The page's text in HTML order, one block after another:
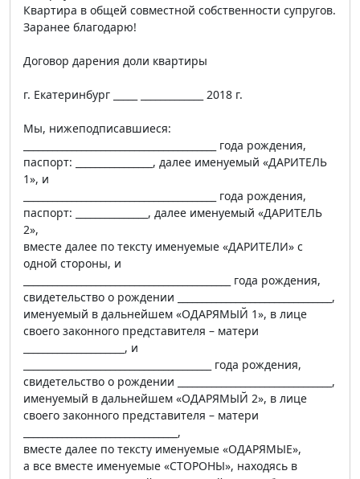
Квартира в общей совместной собственности супругов.
Заранее благодарю!
Договор дарения доли квартиры
г. Екатеринбург _____ _____________ 2018 г.
Мы, нижеподписавшиеся:
________________________________________ года рождения,
паспорт: ________________, далее именуемый «ДАРИТЕЛЬ
1», и
________________________________________ года рождения,
паспорт: _______________, далее именуемый «ДАРИТЕЛЬ
2»,
вместе далее по тексту именуемые «ДАРИТЕЛИ» с
одной стороны, и
___________________________________________ года рождения,
свидетельство о рождении ________________________________,
именуемый в дальнейшем «ОДАРЯМЫЙ 1», в лице
своего законного представителя – матери
_____________________, и
_______________________________________ года рождения,
свидетельство о рождении ________________________________,
именуемый в дальнейшем «ОДАРЯМЫЙ 2», в лице
своего законного представителя – матери
________________________________,
вместе далее по тексту именуемые «ОДАРЯМЫЕ»,
а все вместе именуемые «СТОРОНЫ», находясь в